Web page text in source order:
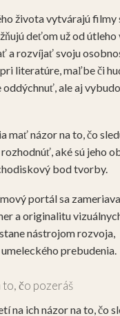
života vytvárajú filmy
deťom už od
a rozvíjať svoju
literatúre, maľbe či
oddýchnuť, ale aj
mať názor na to, čo
aké sú jeho
bod tvorby.
portál sa
a originalitu
nástrojom rozvoja,
prebudenia.
čo pozeráš
na ich názor na to, čo